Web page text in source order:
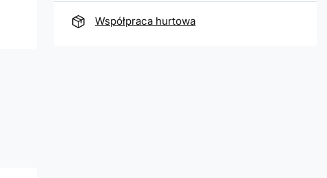
Współpraca hurtowa